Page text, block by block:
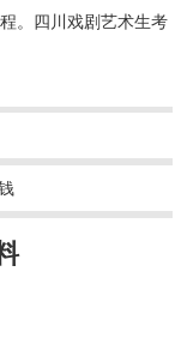
。四川戏剧艺术生考